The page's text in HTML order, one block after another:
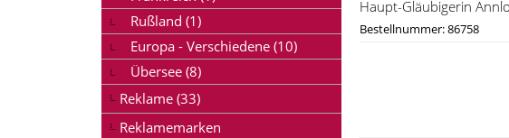
Haupt-Gläubigerin
Bestellnummer: 86758
Rußland (1)
Europa - Verschiedene (10)
Übersee (8)
Reklame (33)
Reklamemarken